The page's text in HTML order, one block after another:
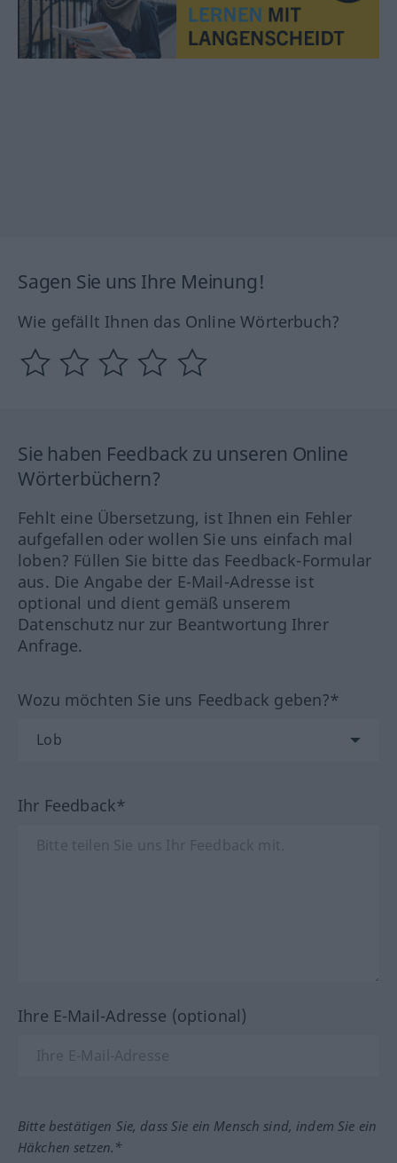
Sagen Sie uns Ihre Meinung!
Wie gefällt Ihnen das Online Wörterbuch?
Sie haben Feedback zu unseren Online
Wörterbüchern?
Fehlt eine Übersetzung, ist Ihnen ein Fehler
aufgefallen oder wollen Sie uns einfach mal
loben? Füllen Sie bitte das Feedback-Formular
aus. Die Angabe der E-Mail-Adresse ist
optional und dient gemäß unserem
Datenschutz nur zur Beantwortung Ihrer
Anfrage.
Wozu möchten Sie uns Feedback geben?*
Ihr Feedback*
Ihre E-Mail-Adresse (optional)
Bitte bestätigen Sie, dass Sie ein Mensch sind, indem Sie ein
Häkchen setzen.*